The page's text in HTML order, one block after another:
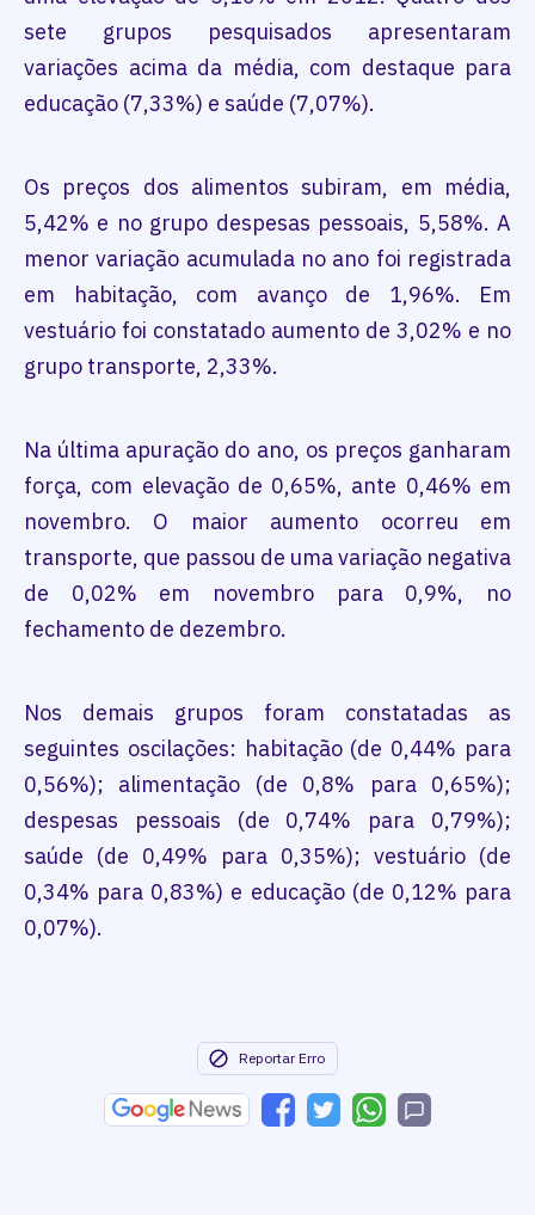
sete grupos pesquisados apresentaram
variações acima da média, com destaque para
educação (7,33%) e saúde (7,07%).
Os preços dos alimentos subiram, em média,
5,42% e no grupo despesas pessoais, 5,58%. A
menor variação acumulada no ano foi registrada
em habitação, com avanço de 1,96%. Em
vestuário foi constatado aumento de 3,02% e no
grupo transporte, 2,33%.
Na última apuração do ano, os preços ganharam
força, com elevação de 0,65%, ante 0,46% em
novembro. O maior aumento ocorreu em
transporte, que passou de uma variação negativa
de 0,02% em novembro para 0,9%, no
fechamento de dezembro.
Nos demais grupos foram constatadas as
seguintes oscilações: habitação (de 0,44% para
0,56%); alimentação (de 0,8% para 0,65%);
despesas pessoais (de 0,74% para 0,79%);
saúde (de 0,49% para 0,35%); vestuário (de
0,34% para 0,83%) e educação (de 0,12% para
0,07%).
Reportar Erro